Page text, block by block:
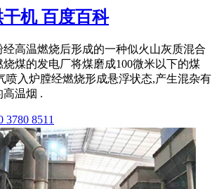
机 百度百科
高温燃烧后形成的一种似火山灰质混合
煤的发电厂将煤磨成100微米以下的煤
喷入炉膛经燃烧形成悬浮状态,产生混杂有
高温烟 .
3780 8511